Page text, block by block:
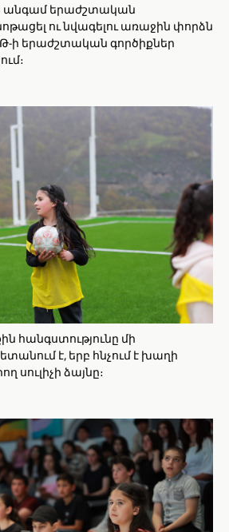
երաժշտական
ու նվագելու առաջին փորձն
ի երաժշտական գործիքներ
հանգստությունը մի
է, երբ հնչում է խաղի
սուլիչի ձայնը։